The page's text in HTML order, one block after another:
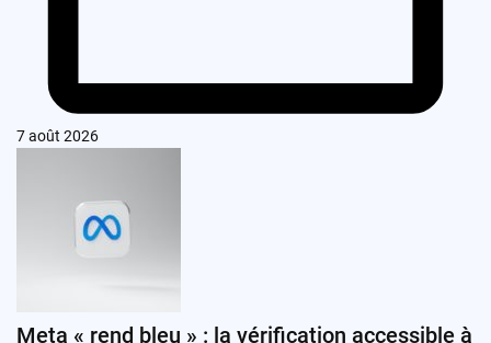
7 août 2026
Meta « rend bleu » : la vérification accessible à